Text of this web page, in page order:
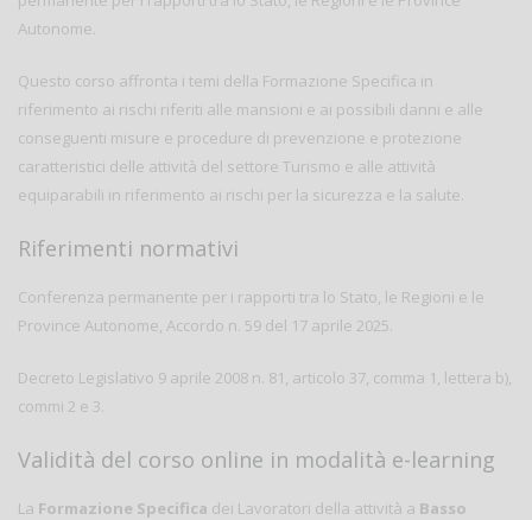
Autonome.
Questo corso affronta i temi della Formazione Specifica in
riferimento ai rischi riferiti alle mansioni e ai possibili danni e alle
conseguenti misure e procedure di prevenzione e protezione
caratteristici delle attività del settore Turismo e alle attività
equiparabili in riferimento ai rischi per la sicurezza e la salute.
Riferimenti normativi
Conferenza permanente per i rapporti tra lo Stato, le Regioni e le
Province Autonome, Accordo n. 59 del 17 aprile 2025.
Decreto Legislativo 9 aprile 2008 n. 81, articolo 37, comma 1, lettera b),
commi 2 e 3.
Validità del corso online in modalità e-learning
La Formazione Specifica dei Lavoratori della attività a Basso